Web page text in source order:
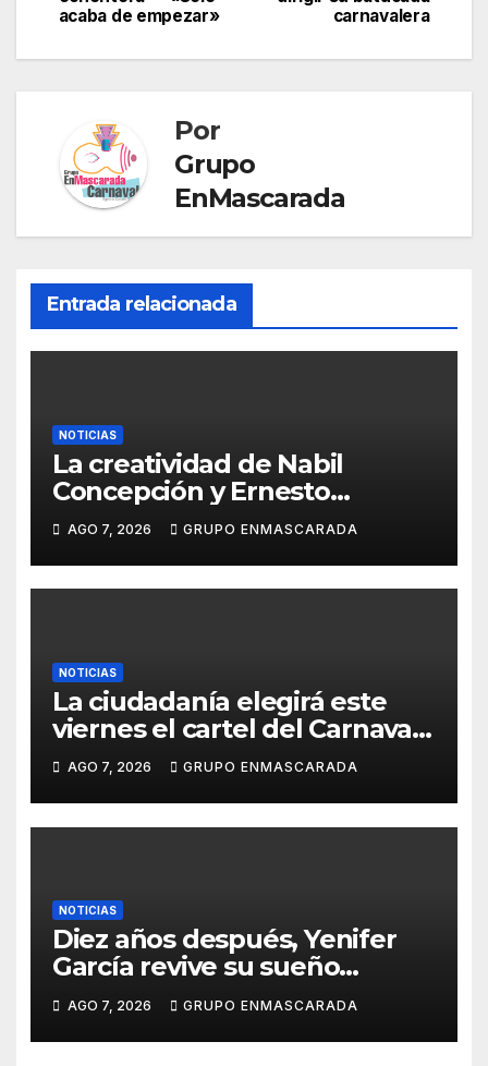
o
n m p
n Tr
ar
tir
entradas
carnavalera
acaba de empezar»
Por
Grupo
EnMascarada
Entrada relacionada
NOTICIAS
La creatividad de Nabil
Concepción y Ernesto
Santana pondrá imagen al
Carnaval 2027
AGO 7, 2026 GRUPO ENMASCARADA
NOTICIAS
La ciudadanía elegirá este
viernes el cartel del Carnaval
de Las Palmas de Gran
Canaria 2027 en una gala
retransmitida por Televisión
Canaria
AGO 7, 2026 GRUPO ENMASCARADA
NOTICIAS
Diez años después, Yenifer
García revive su sueño
carnavalero en el vídeo de
presentación de San Juan de
la Rambla para el Grand Prix
AGO 7, 2026 GRUPO ENMASCARADA